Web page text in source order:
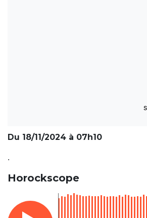
Du 18/11/2024 à 07h10
.
Horockscope